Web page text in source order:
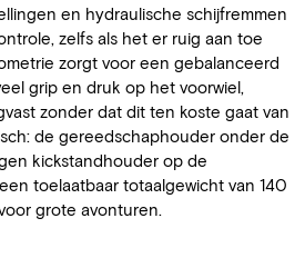
en hydraulische schijfremmen
zelfs als het er ruig aan toe
zorgt voor een gebalanceerd
grip en druk op het voorwiel,
zonder dat dit ten koste gaat van
de gereedschaphouder onder de
kickstandhouder op de
toelaatbaar totaalgewicht van 140
grote avonturen.